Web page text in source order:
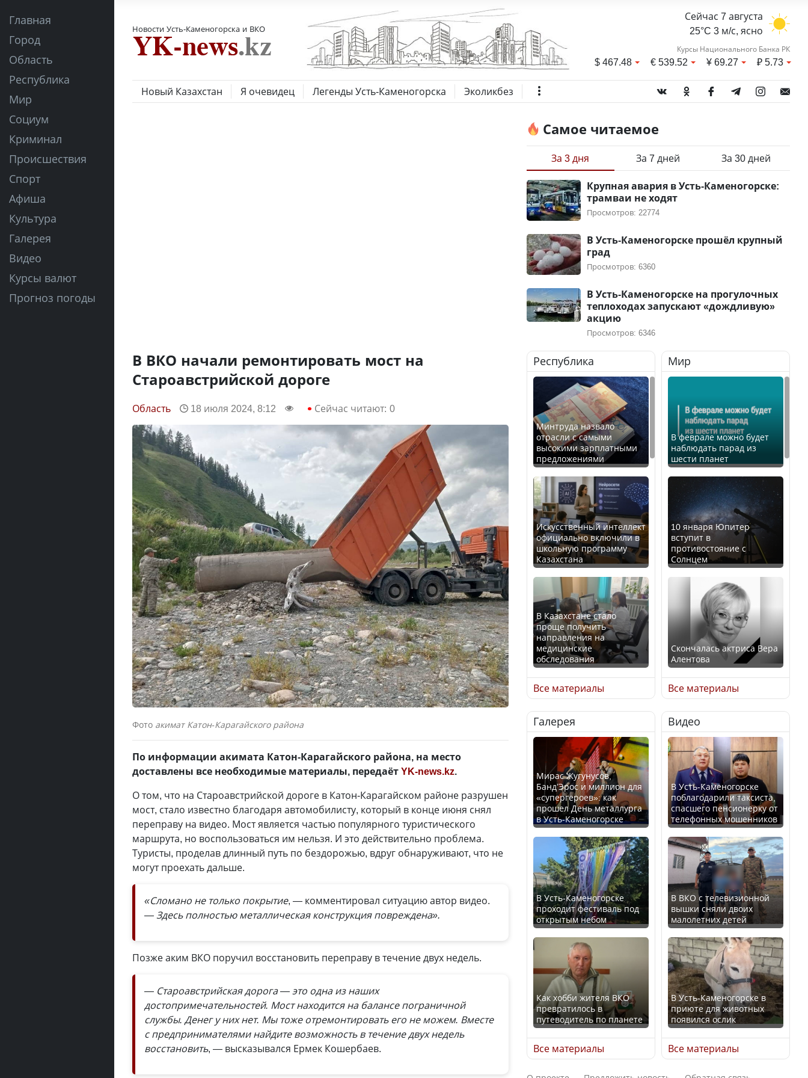
Главная
Город
Область
Республика
Мир
Социум
Криминал
Происшествия
Спорт
Афиша
Культура
Галерея
Видео
Курсы валют
Прогноз погоды
Новости Усть-Каменогорска и ВКО
Сейчас 7 августа
25°C 3 м/с, ясно
Курсы Национального Банка РК
$467.48 €539.52 ¥69.27 ₽5.73
Новый Казахстан Я очевидец Легенды Усть-Каменогорска Эколикбез
В ВКО начали ремонтировать мост на
Староавстрийской дороге
Область 18 июля 2024, 8:12 Сейчас читают: 0
Фото акимат Катон-Карагайского района
По информации акимата Катон-Карагайского района, на место
доставлены все необходимые материалы, передаётYK-news.kz.
О том, что на Староавстрийской дороге в Катон-Карагайском районе разрушен
мост, стало известно благодаря автомобилисту, который в конце июня снял
переправу на видео. Мост является частью популярного туристического
маршрута, но воспользоваться им нельзя. И это действительно проблема.
Туристы, проделав длинный путь по бездорожью, вдруг обнаруживают, что не
могут проехать дальше.
«Сломано не только покрытие, — комментировал ситуацию автор видео.
— Здесь полностью металлическая конструкция повреждена».
Позже аким ВКО поручил восстановить переправу в течение двух недель.
— Староавстрийская дорога — это одна из наших
достопримечательностей. Мост находится на балансе пограничной
службы. Денег у них нет. Мы тоже отремонтировать его не можем. Вместе
с предпринимателями найдите возможность в течение двух недель
восстановить, — высказывался Ермек Кошербаев.
Самое читаемое
За 3 дня За 7 дней За 30 дней
Крупная авария в Усть-Каменогорске:
трамваи не ходят
Просмотров: 22774
В Усть-Каменогорске прошёл крупный
град
Просмотров: 6360
В Усть-Каменогорске на прогулочных
теплоходах запускают «дождливую»
акцию
Просмотров: 6346
Республика
Минтруда назвало
отрасли с самыми
высокими зарплатными
предложениями
Искусственный интеллект
официально включили в
школьную программу
Казахстана
В Казахстане стало
проще получить
направления на
медицинские
обследования
Қазақстан Орталық Азия
елдері арасында әл-ауқат
индексінде көш бастады
Казахстан возглавил
рейтинг благополучия
среди стран Центральной
Азии
Будут ли представлены
интересы регионов в
Курултае?
Ең төменгі жалақы,
алимент, экология: жеті
партия сайлаушылармен
нені талқылап жатыр?
Все материалы
Мир
В феврале можно будет
наблюдать парад из
шести планет
10 января Юпитер
вступит в
противостояние с
Солнцем
Скончалась актриса Вера
Алентова
В РФ вынесен заочный
приговор по уголовному
делу об убийстве Игоря
Талькова
В России введены
дополнительные
ограничения для
казахстанских прав
Трамп официально
вступил в должность
президента США
Луну признали объектом
культурного наследия,
находящегося под
угрозой исчезновения
Все материалы
Галерея
Мирас Жугунусов,
Банд’Эрос и миллион для
«супергероев»: как
прошел День металлурга
в Усть-Каменогорске
В Усть-Каменогорске
проходит фестиваль под
открытым небом
Как хобби жителя ВКО
превратилось в
путеводитель по планете
Все материалы
Видео
В Усть-Каменогорске
поблагодарили таксиста,
спасшего пенсионерку от
телефонных мошенников
В ВКО с телевизионной
вышки сняли двоих
малолетних детей
В Усть-Каменогорске в
приюте для животных
появился ослик
Все материалы